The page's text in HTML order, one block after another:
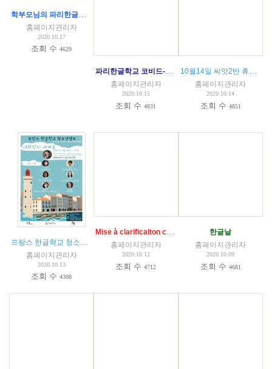
홈페이지관리자
2020.10.17
조회 수4629
파리한글학교 코비드-19 대응 수업 지침 공문 발송 내용
홈페이지관리자
2020.10.15
조회 수4831
10월14일 씨앗2반 휴강 - 확진케이스 경과
홈페이지관리자
2020.10.14
조회 수 4851
(1)
홈페이지관리자
2020.10.13
조회 수4308
Mise à clarificaiton conduite à tenir COVID 19 - IMPORTANT
홈페이지관리자
2020.10.12
조회 수4712
한글날
홈페이지관리자
2020.10.09
조회 수 4681